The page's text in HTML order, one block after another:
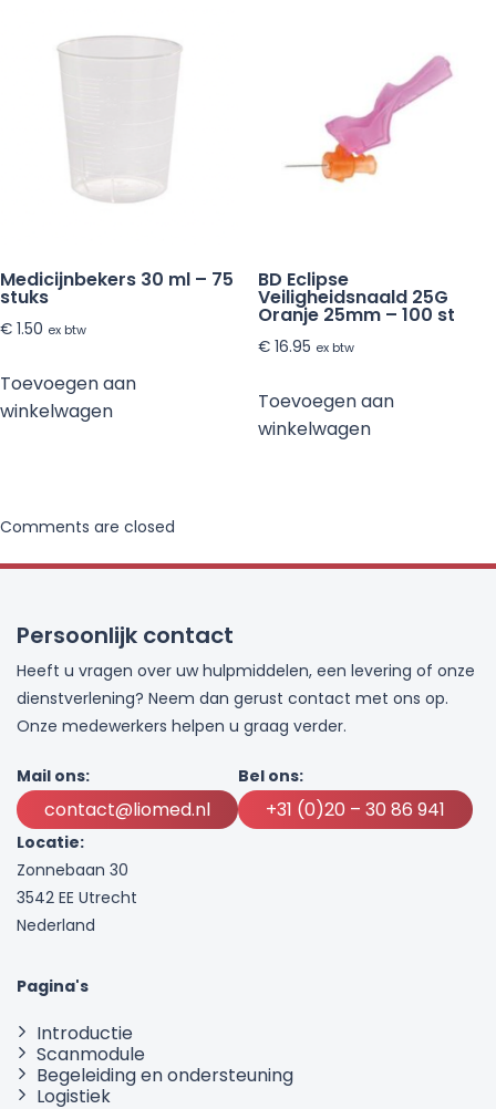
Medicijnbekers 30 ml – 75
stuks
€ 1.50 ex btw
Toevoegen aan
winkelwagen
BD Eclipse
Veiligheidsnaald 25G
Oranje 25mm – 100 st
€16.95 ex btw
Toevoegen aan
winkelwagen
Comments are closed
Persoonlijk contact
Heeft u vragen over uw hulpmiddelen, een levering of onze
dienstverlening? Neem dan gerust contact met ons op.
Onze medewerkers helpen u graag verder.
Mail ons:
contact@liomed.nl
Bel ons:
+31 (0)20 – 30 86 941
Locatie:
Zonnebaan 30
3542 EE Utrecht
Nederland
Pagina's
Introductie
Scanmodule
Begeleiding en ondersteuning
Logistiek